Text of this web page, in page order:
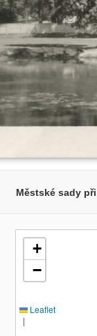
Městské sady
+
−
Leaflet
|